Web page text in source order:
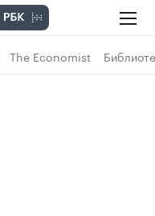
The Economist